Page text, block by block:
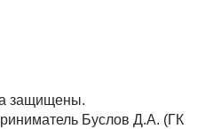
защищены.
Буслов Д.А. (ГК